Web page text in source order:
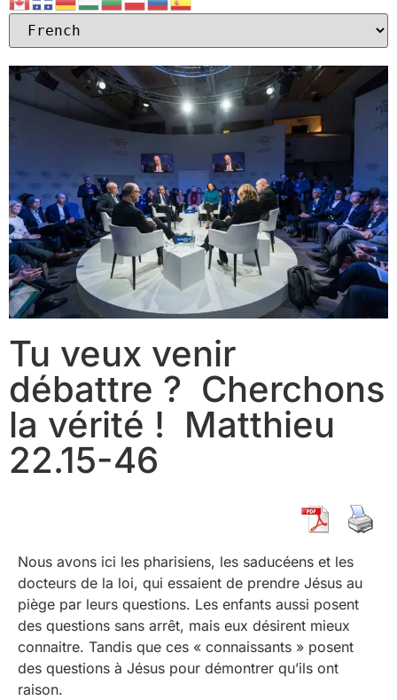
Tu veux venir
débattre ? Cherchons
la vérité ! Matthieu
22.15-46
Nous avons ici les pharisiens, les saducéens et les
docteurs de la loi, qui essaient de prendre Jésus au
piège par leurs questions. Les enfants aussi posent
des questions sans arrêt, mais eux désirent mieux
connaitre. Tandis que ces « connaissants » posent
des questions à Jésus pour démontrer qu’ils ont
raison.